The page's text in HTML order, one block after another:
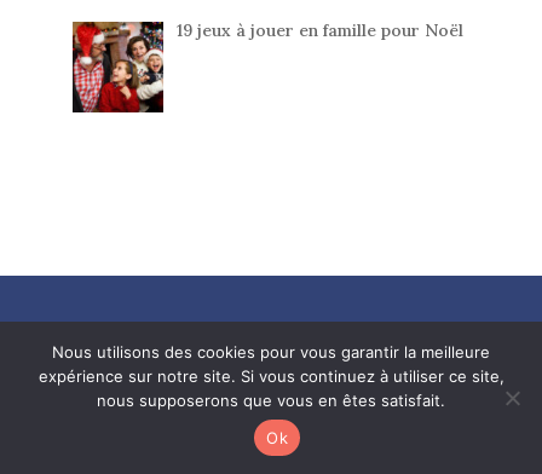
19 jeux à jouer en famille pour Noël
Neo-bienêtre
3 place jean jaurès
34000 Montpellier
Nous utilisons des cookies pour vous garantir la meilleure
expérience sur notre site. Si vous continuez à utiliser ce site,
nous supposerons que vous en êtes satisfait.
Ok